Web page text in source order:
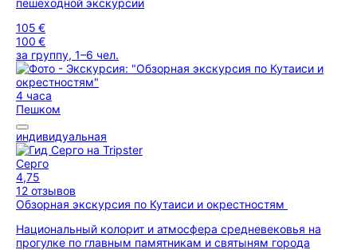
пешеходной экскурсии
105 €
100 €
за группу, 1–6 чел.
4 часа
Пешком
индивидуальная
Серго
4,75
12 отзывов
Обзорная экскурсия по Кутаиси и окрестностям
Национальный колорит и атмосфера средневековья на
прогулке по главным памятникам и святыням города